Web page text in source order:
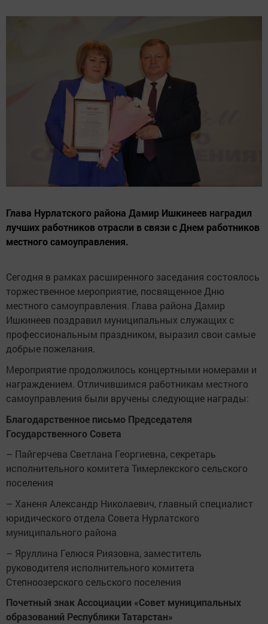
Глава Нурлатского района Дамир Ишкинеев наградил
лучших работников отрасли в связи с Днем работников
местного самоуправления.
Сегодня в рамках расширенного заседания состоялось
торжественное мероприятие, посвященное Дню
местного самоуправления. Глава района Дамир
Ишкинеев поздравил муниципальных служащих с
профессиональным праздником, выразил свои самые
добрые пожелания.
Мероприятие продолжилось концертными номерами и
награждением. Отличившимся работникам местного
самоуправления были вручены следующие награды:
Благодарственное письмо Председателя
Государственного Совета
– Пайгерчева Светлана Георгиевна, секретарь
исполнительного комитета Тимерлекского сельского
поселения
– Ханеня Александр Николаевич, главный специалист
юридического отдела Совета Нурлатского
муниципального района
– Яруллина Гелюся Риязовна, заместитель
руководителя исполнительного комитета
Степноозерского сельского поселения
Почетный знак Ассоциации «Совет муниципальных
образований Республики Татарстан»